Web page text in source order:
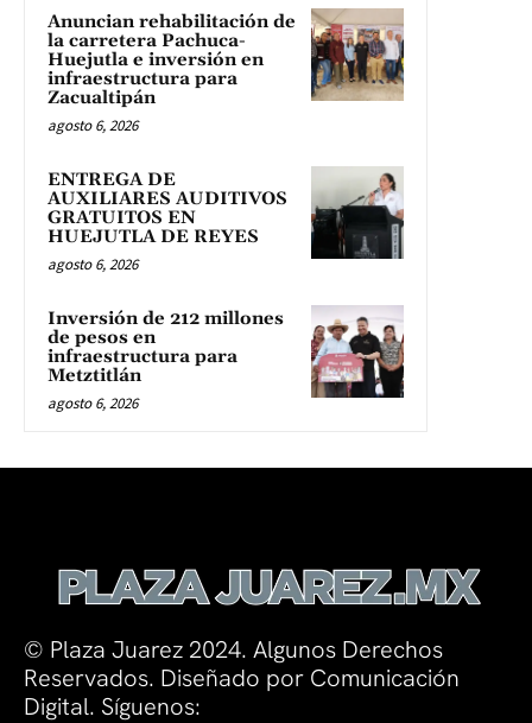
Anuncian rehabilitación de
la carretera Pachuca-
Huejutla e inversión en
infraestructura para
Zacualtipán
agosto 6, 2026
ENTREGA DE
AUXILIARES AUDITIVOS
GRATUITOS EN
HUEJUTLA DE REYES
agosto 6, 2026
Inversión de 212 millones
de pesos en
infraestructura para
Metztitlán
agosto 6, 2026
© Plaza Juarez 2024. Algunos Derechos
Reservados. Diseñado por Comunicación
Digital. Síguenos: